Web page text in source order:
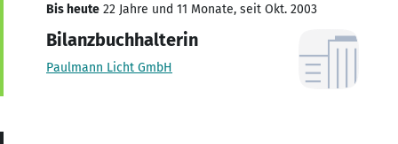
Bis heute 22 Jahre und 11 Monate, seit Okt. 2003
Bilanzbuchhalterin
Paulmann Licht GmbH